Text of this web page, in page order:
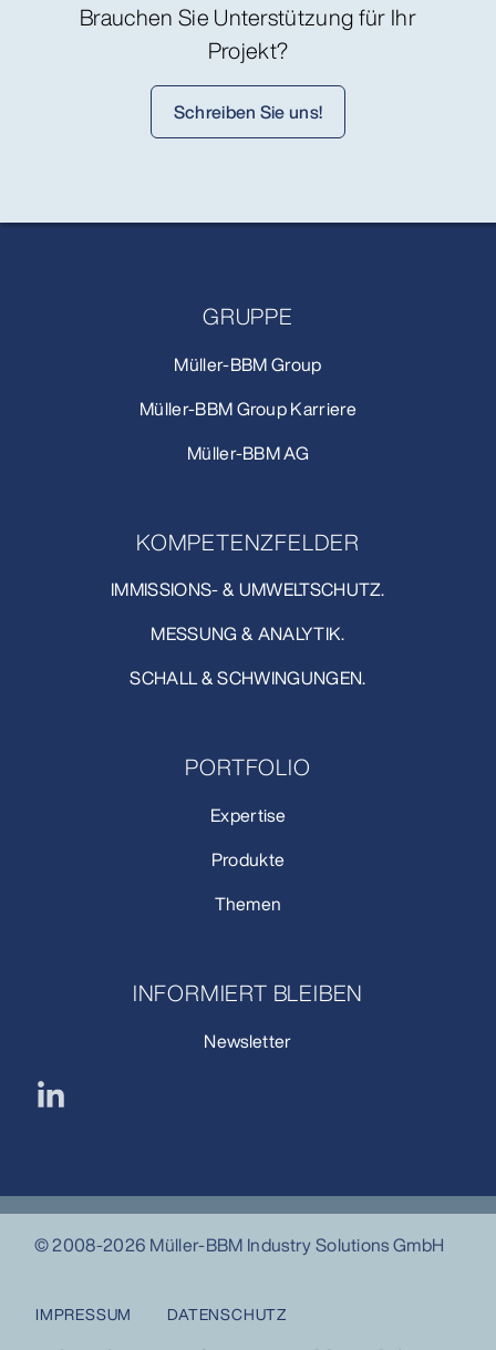
Brauchen Sie Unterstützung für Ihr
Projekt?
Schreiben Sie uns!
GRUPPE
Müller-BBM Group
Müller-BBM Group Karriere
Müller-BBM AG
KOMPETENZFELDER
IMMISSIONS- & UMWELTSCHUTZ.
MESSUNG & ANALYTIK.
SCHALL & SCHWINGUNGEN.
PORTFOLIO
Expertise
Produkte
Themen
INFORMIERT BLEIBEN
Newsletter
© 2008-2026 Müller-BBM Industry Solutions GmbH
IMPRESSUM
DATENSCHUTZ